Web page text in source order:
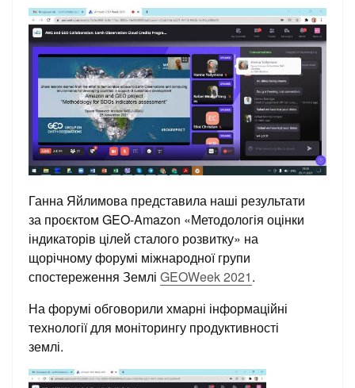
Ганна Яйлимова представила наші результати
за проєктом GEO-Amazon «Методологія оцінки
індикаторів цілей сталого розвитку» на
щорічному форумі міжнародної групи
спостереження Землі GEOWeek 2021.
На форумі обговорили хмарні інформаційні
технології для моніторингу продуктивності
землі.